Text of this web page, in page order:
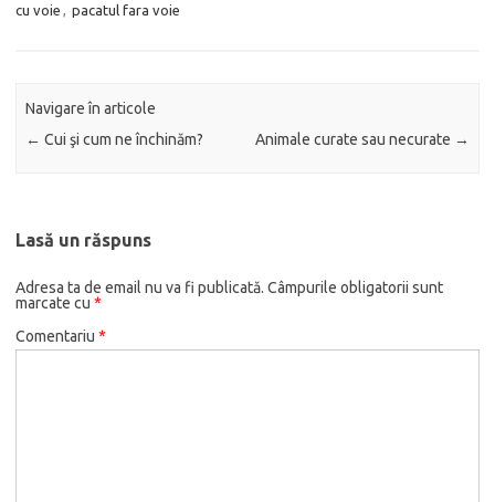
cu voie
pacatul fara voie
Navigare în articole
← Cui şi cum ne închinăm? Animale curate sau necurate →
Lasă un răspuns
Adresa ta de email nu va fi publicată. Câmpurile obligatorii sunt
marcate cu *
Comentariu *